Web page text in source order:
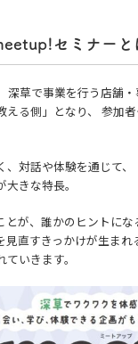
セミナーと
深草で事業を行う店舗
える側」となり、 参加
、対話や体験を通じて
きな特長。
とが、誰かのヒントに
見直すきっかけが生ま
いきます。